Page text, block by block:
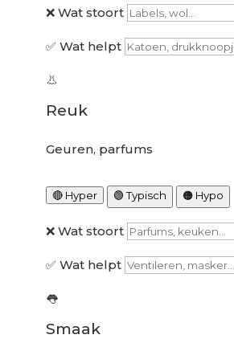
❌ Wat stoort
✅ Wat helpt
👃
Reuk
Geuren, parfums
🔴 Hyper 🟢 Typisch 🟠 Hypo
❌ Wat stoort
✅ Wat helpt
👅
Smaak